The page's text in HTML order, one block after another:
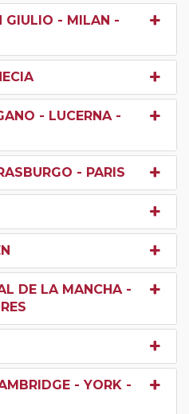
GIULIO - MILAN -
- LUCERNA -
- PARIS
DE LA MANCHA -
- YORK -